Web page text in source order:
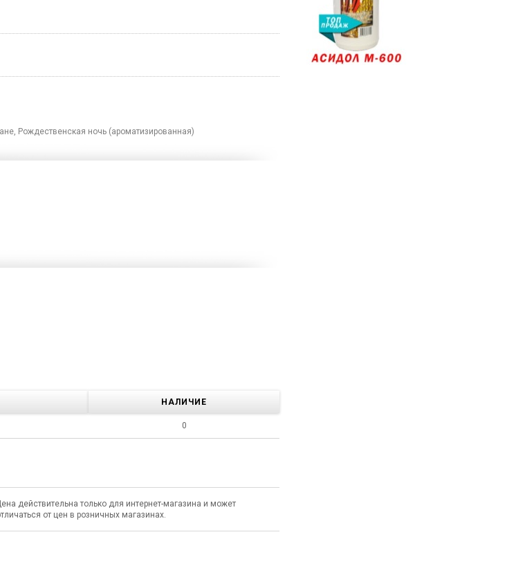
Рождественская ночь (ароматизированная)
НАЛИЧИЕ
0
действительна только для интернет-магазина и может
от цен в розничных магазинах.